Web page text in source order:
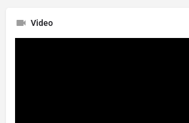
Video